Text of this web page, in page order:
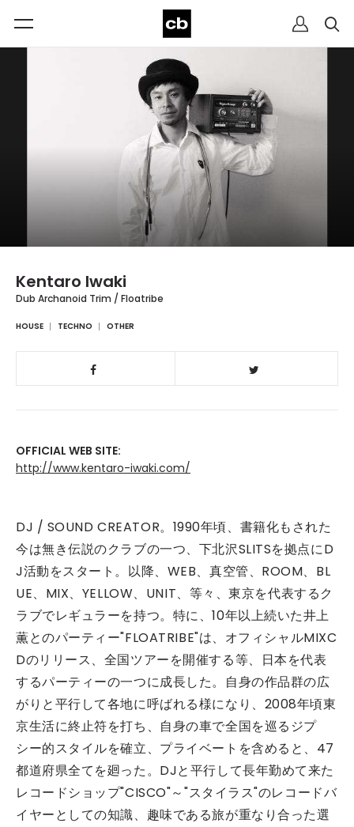
Kentaro Iwaki
Dub Archanoid Trim / Floatribe
HOUSE TECHNO OTHER
OFFICIAL WEB SITE:
http://www.kentaro-iwaki.com/
DJ / SOUND CREATOR。1990年頃、書籍化もされた
今は無き伝説のクラブの一つ、下北沢SLITSを拠点にD
J活動をスタート。以降、WEB、真空管、ROOM、BL
UE、MIX、YELLOW、UNIT、等々、東京を代表するク
ラブでレギュラーを持つ。特に、10年以上続いた井上
薫とのパーティー"FLOATRIBE"は、オフィシャルMIXC
Dのリリース、全国ツアーを開催する等、日本を代表
するパーティーの一つに成長した。自身の作品群の広
がりと平行して各地に呼ばれる様になり、2008年頃東
京生活に終止符を打ち、自身の車で全国を巡るジプ
シー的スタイルを確立、プライベートを含めると、47
都道府県全てを廻った。DJと平行して長年勤めて来た
レコードショップ"CISCO"～"スタイラス"のレコードバ
イヤーとしての知識、趣味である旅が重なり合った選